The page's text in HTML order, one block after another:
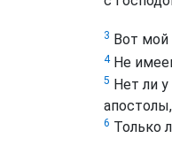
3 Вот мой
4Не
5 Нет ли
6 Только